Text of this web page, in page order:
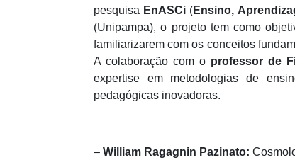
pesquisa EnASCi (Ensino,
(Unipampa), o projeto tem como
familiarizarem com os conceitos
A colaboração com o professor de
expertise em metodologias de
pedagógicas inovadoras.
– William Ragagnin Pazinato: